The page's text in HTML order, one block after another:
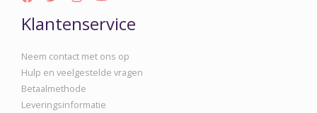
Klantenservice
Neem contact met ons op
Hulp en veelgestelde vragen
Betaalmethode
Leveringsinformatie